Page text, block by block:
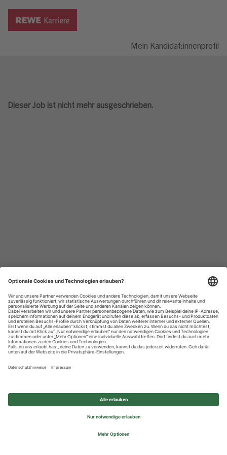
Mein Kandidat:innenprofil
Dieser Job ist nicht mehr ausgeschrieben.
Datenschutzhinweise
Impressum
Privatsphäre-Einstellungen
© 2026 REWE Group - All rights reserved